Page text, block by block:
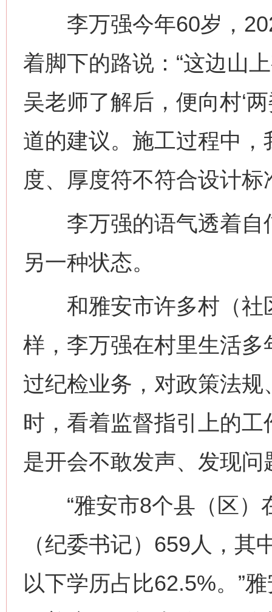
李万强今年60岁，
着脚下的路说：“这边山
吴老师了解后，便向村‘
道的建议。施工过程中
度、厚度符不符合设计
李万强的语气透着自
另一种状态。
和雅安市许多村（社
样，李万强在村里生活
过纪检业务，对政策法
时，看着监督指引上的
是开会不敢发声、发现
“雅安市8个县（区）
（纪委书记）659人，
以下学历占比62.5%。”